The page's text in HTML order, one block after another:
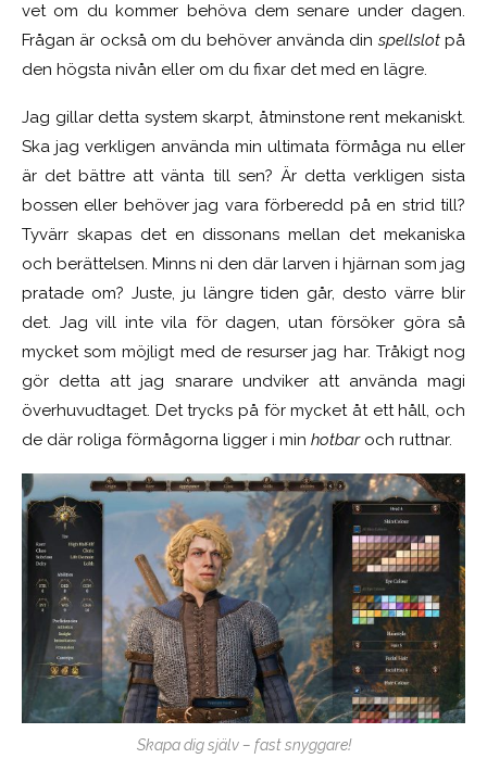
vet om du kommer behöva dem senare under dagen.
Frågan är också om du behöver använda din spellslotpå
den högsta nivån eller om du fixar det med en lägre.
Jag gillar detta system skarpt, åtminstone rent mekaniskt.
Ska jag verkligen använda min ultimata förmåga nu eller
är det bättre att vänta till sen? Är detta verkligen sista
bossen eller behöver jag vara förberedd på en strid till?
Tyvärr skapas det en dissonans mellan det mekaniska
och berättelsen. Minns ni den där larven i hjärnan som jag
pratade om? Juste, ju längre tiden går, desto värre blir
det. Jag vill inte vila för dagen, utan försöker göra så
mycket som möjligt med de resurser jag har. Tråkigt nog
gör detta att jag snarare undviker att använda magi
överhuvudtaget. Det trycks på för mycket åt ett håll, och
de där roliga förmågorna ligger i min hotbar och ruttnar.
Skapa dig själv – fast snyggare!